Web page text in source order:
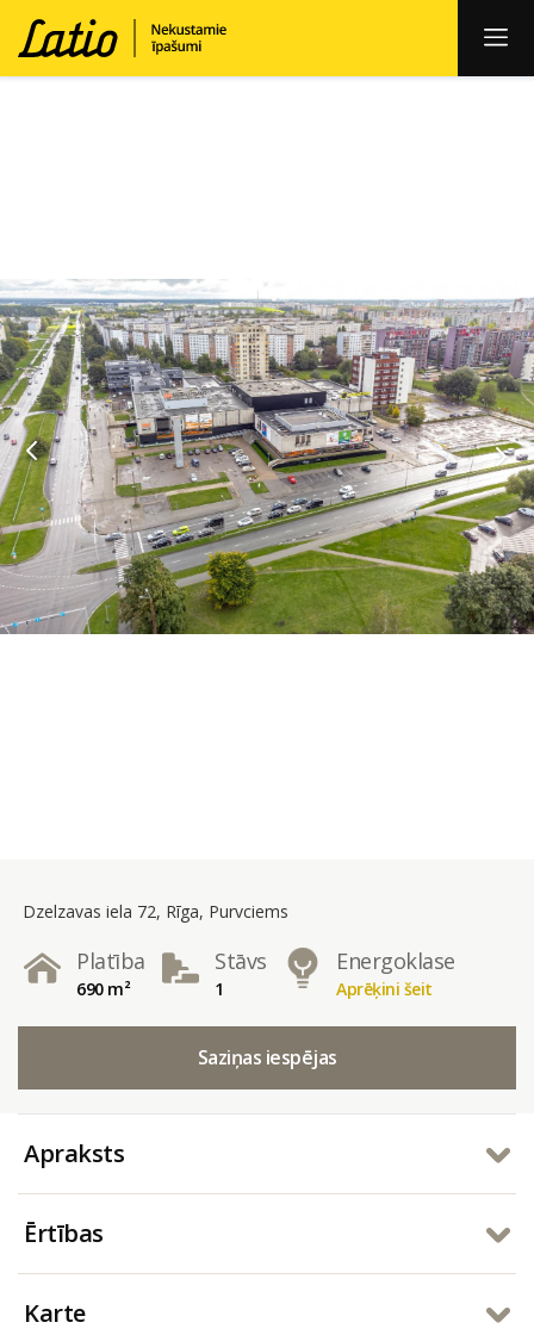
Dzelzavas iela 72, Rīga, Purvciems
Platība
690 m²
Stāvs
1
Energoklase
Aprēķini šeit
Saziņas iespējas
Apraksts
Ērtības
Karte